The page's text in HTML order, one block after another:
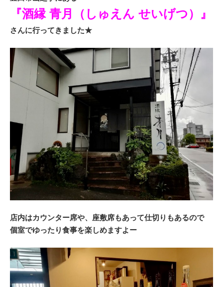
『酒縁 青月（しゅえん せいげつ）』
さんに行ってきました★
店内はカウンター席や、座敷席もあって仕切りもあるので
個室でゆったり食事を楽しめますよー